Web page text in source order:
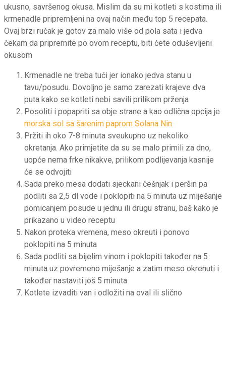
ukusno, savršenog okusa. Mislim da su mi kotleti s kostima ili
krmenadle pripremljeni na ovaj način među top 5 recepata.
Ovaj brzi ručak je gotov za malo više od pola sata i jedva
čekam da pripremite po ovom receptu, biti ćete oduševljeni
okusom
Krmenadle ne treba tući jer ionako jedva stanu u
tavu/posudu. Dovoljno je samo zarezati krajeve dva
puta kako se kotleti nebi savili prilikom prženja
Posoliti i popapriti sa obje strane a kao odlična opcija je
morska sol sa šarenim paprom Solana Nin
Pržiti ih oko 7-8 minuta sveukupno uz nekoliko
okretanja. Ako primjetite da su se malo primili za dno,
uopće nema frke nikakve, prilikom podlijevanja kasnije
će se odvojiti
Sada preko mesa dodati sjeckani češnjak i peršin pa
podliti sa 2,5 dl vode i poklopiti na 5 minuta uz miješanje
pomicanjem posude u jednu ili drugu stranu, baš kako je
prikazano u video receptu
Nakon proteka vremena, meso okreuti i ponovo
poklopiti na 5 minuta
Sada podliti sa bijelim vinom i poklopiti također na 5
minuta uz povremeno miješanje a zatim meso okrenuti i
također nastaviti još 5 minuta
Kotlete izvaditi van i odložiti na oval ili slično